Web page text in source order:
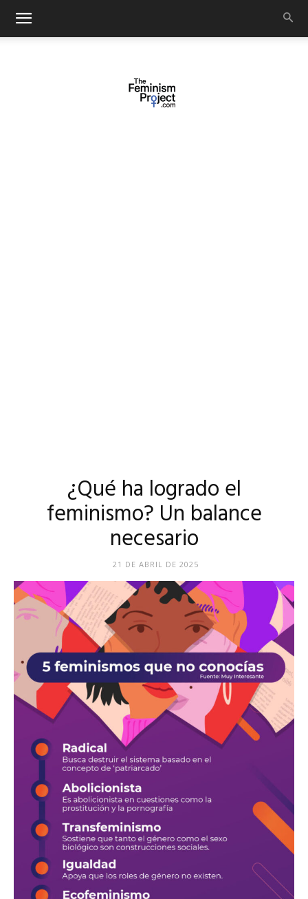
¿Qué ha logrado el
feminismo? Un balance
necesario
21 DE ABRIL DE 2025